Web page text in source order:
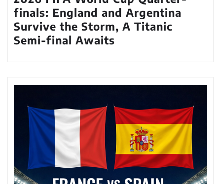
finals: England and Argentina
Survive the Storm, A Titanic
Semi-final Awaits